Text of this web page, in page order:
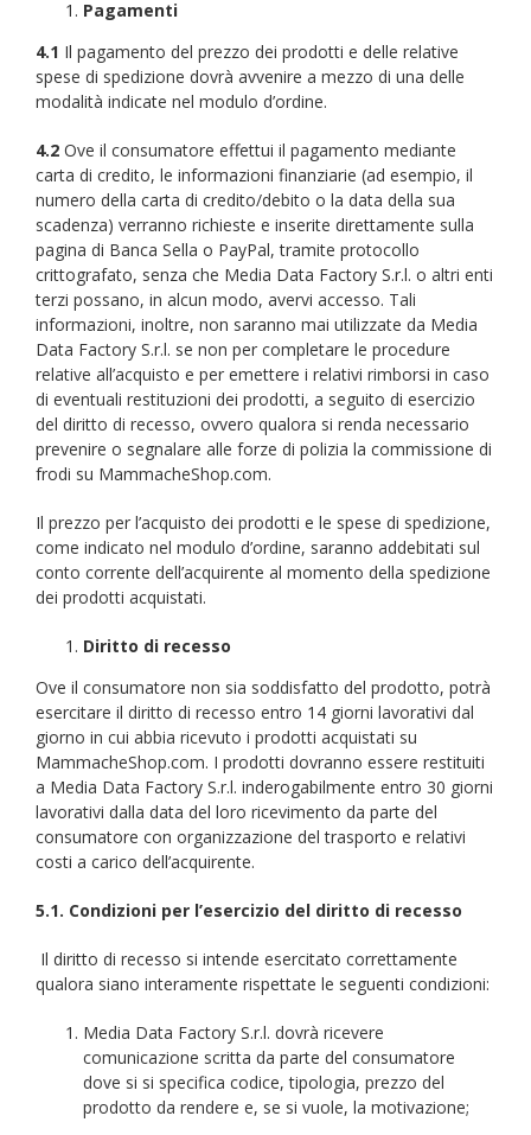
Pagamenti
4.1 Il pagamento del prezzo dei prodotti e delle relative
spese di spedizione dovrà avvenire a mezzo di una delle
modalità indicate nel modulo d’ordine.
4.2 Ove il consumatore effettui il pagamento mediante
carta di credito, le informazioni finanziarie (ad esempio, il
numero della carta di credito/debito o la data della sua
scadenza) verranno richieste e inserite direttamente sulla
pagina di Banca Sella o PayPal, tramite protocollo
crittografato, senza che Media Data Factory S.r.l. o altri enti
terzi possano, in alcun modo, avervi accesso. Tali
informazioni, inoltre, non saranno mai utilizzate da Media
Data Factory S.r.l. se non per completare le procedure
relative all’acquisto e per emettere i relativi rimborsi in caso
di eventuali restituzioni dei prodotti, a seguito di esercizio
del diritto di recesso, ovvero qualora si renda necessario
prevenire o segnalare alle forze di polizia la commissione di
frodi su MammacheShop.com.
Il prezzo per l’acquisto dei prodotti e le spese di spedizione,
come indicato nel modulo d’ordine, saranno addebitati sul
conto corrente dell’acquirente al momento della spedizione
dei prodotti acquistati.
Diritto di recesso
Ove il consumatore non sia soddisfatto del prodotto, potrà
esercitare il diritto di recesso entro 14 giorni lavorativi dal
giorno in cui abbia ricevuto i prodotti acquistati su
MammacheShop.com. I prodotti dovranno essere restituiti
a Media Data Factory S.r.l. inderogabilmente entro 30 giorni
lavorativi dalla data del loro ricevimento da parte del
consumatore con organizzazione del trasporto e relativi
costi a carico dell’acquirente.
5.1. Condizioni per l’esercizio del diritto di recesso
Il diritto di recesso si intende esercitato correttamente
qualora siano interamente rispettate le seguenti condizioni:
Media Data Factory S.r.l. dovrà ricevere
comunicazione scritta da parte del consumatore
dove si si specifica codice, tipologia, prezzo del
prodotto da rendere e, se si vuole, la motivazione;